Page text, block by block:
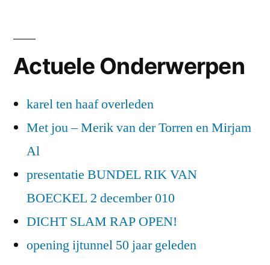
Actuele Onderwerpen
karel ten haaf overleden
Met jou – Merik van der Torren en Mirjam
Al
presentatie BUNDEL RIK VAN
BOECKEL 2 december 010
DICHT SLAM RAP OPEN!
opening ijtunnel 50 jaar geleden